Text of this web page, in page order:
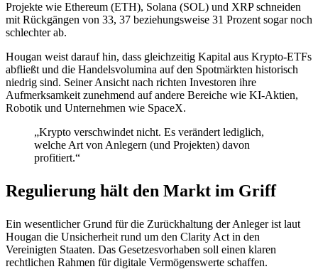
Projekte wie Ethereum (ETH), Solana (SOL) und XRP schneiden
mit Rückgängen von 33, 37 beziehungsweise 31 Prozent sogar noch
schlechter ab.
Hougan weist darauf hin, dass gleichzeitig Kapital aus Krypto-ETFs
abfließt und die Handelsvolumina auf den Spotmärkten historisch
niedrig sind. Seiner Ansicht nach richten Investoren ihre
Aufmerksamkeit zunehmend auf andere Bereiche wie KI-Aktien,
Robotik und Unternehmen wie SpaceX.
„Krypto verschwindet nicht. Es verändert lediglich,
welche Art von Anlegern (und Projekten) davon
profitiert.“
Regulierung hält den Markt im Griff
Ein wesentlicher Grund für die Zurückhaltung der Anleger ist laut
Hougan die Unsicherheit rund um den Clarity Act in den
Vereinigten Staaten. Das Gesetzesvorhaben soll einen klaren
rechtlichen Rahmen für digitale Vermögenswerte schaffen.